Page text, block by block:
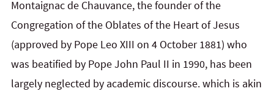
Montaignac de Chauvance, the founder of the
Congregation ofthe Oblates of the Heart of Jesus
(approved by Pope Leo XIII on 4 October 1881) who
was beatified by Pope John Paul II in 1990, has been
largely neglected by academic discourse. which is akin